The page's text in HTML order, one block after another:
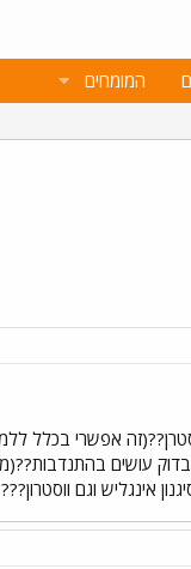
המומחים
אינגליש וגם ווסטרון???